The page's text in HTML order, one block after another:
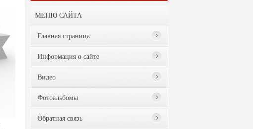
МЕНЮ САЙТА
Главная страница
Информация о сайте
Видео
Фотоальбомы
Обратная связь